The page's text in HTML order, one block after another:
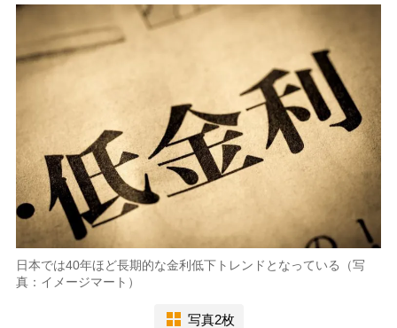
日本では40年ほど長期的な金利低下トレンドとなっている（写
真：イメージマート）
写真2枚